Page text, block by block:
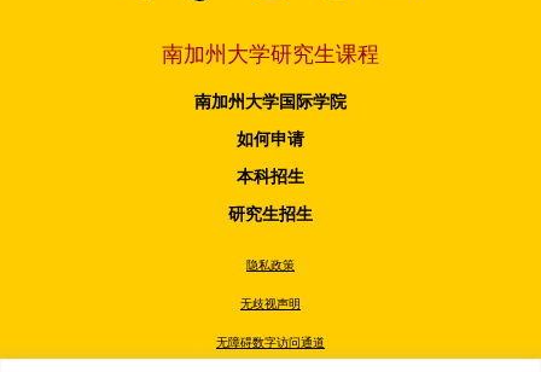
南加州大学研究生课程
南加州大学国际学院
如何申请
本科招生
研究生招生
隐私政策
无歧视声明
无障碍数字访问通道